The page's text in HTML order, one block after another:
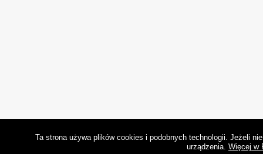
Ta strona używa plików cookies i podobnych technologii. Jeżeli
urządzenia. Więcej w